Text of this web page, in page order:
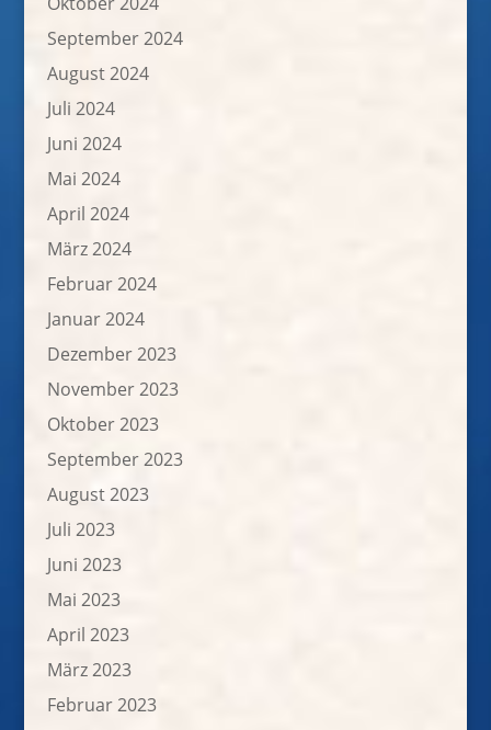
September 2024
August 2024
Juli 2024
Juni 2024
Mai 2024
April 2024
März 2024
Februar 2024
Januar 2024
Dezember 2023
November 2023
Oktober 2023
September 2023
August 2023
Juli 2023
Juni 2023
Mai 2023
April 2023
März 2023
Februar 2023